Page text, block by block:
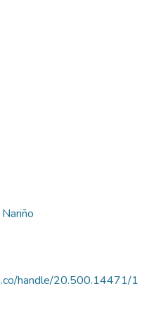
handle/20.500.14471/1